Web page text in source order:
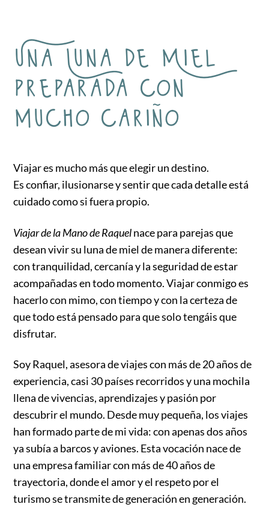
Una Luna de Miel
preparada con
mucho cariño
Viajar es mucho más que elegir un destino.
Es confiar, ilusionarse y sentir que cada detalle está
cuidado como si fuera propio.
Viajar de la Mano de Raquelnace para parejas que
desean vivir su luna de miel de manera diferente:
con tranquilidad, cercanía y la seguridad de estar
acompañadas en todo momento. Viajar conmigo es
hacerlo con mimo, con tiempo y con la certeza de
que todo está pensado para que solo tengáis que
disfrutar.
Soy Raquel, asesora de viajes con más de 20 años de
experiencia, casi 30 países recorridos y una mochila
llena de vivencias, aprendizajes y pasión por
descubrir el mundo. Desde muy pequeña, los viajes
han formado parte de mi vida: con apenas dos años
ya subía a barcos y aviones. Esta vocación nace de
una empresa familiar con más de 40 años de
trayectoria, donde el amor y el respeto por el
turismo se transmite de generación en generación.